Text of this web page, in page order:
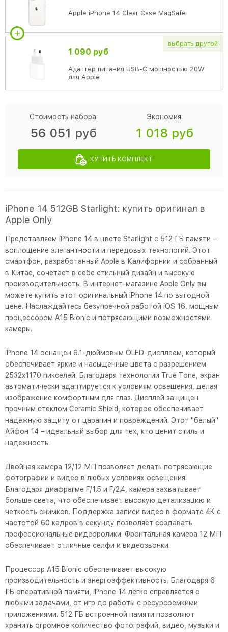
Apple iPhone 14 Clear Case MagSafe
выбрать другой
1 090 руб
Адаптер питания USB-C мощностью 20W
для Apple
Стоимость набора:
56 051 руб
Экономия:
1 018 руб
КУПИТЬ КОМПЛЕКТ
iPhone 14 512GB Starlight: купить оригинал в
Apple Only
Представляем iPhone 14 в цвете Starlight с 512 ГБ памяти –
воплощение элегантности и передовых технологий. Этот
смартфон, разработанный Apple в Калифорнии и собранный
в Китае, сочетает в себе стильный дизайн и высокую
производительность. В интернет-магазине Apple Only вы
можете купить этот оригинальный iPhone 14 по выгодной
цене. Наслаждайтесь безупречной работой iOS 16, мощным
процессором A15 Bionic и потрясающими возможностями
камеры.
iPhone 14 оснащен 6.1-дюймовым OLED-дисплеем, который
обеспечивает яркие и насыщенные цвета с разрешением
2532x1170 пикселей. Благодаря технологии True Tone, экран
автоматически адаптируется к условиям освещения, делая
изображение комфортным для глаз. Дисплей защищен
прочным стеклом Ceramic Shield, которое обеспечивает
надежную защиту от царапин и повреждений. Этот "белый"
Айфон 14 – идеальный выбор для тех, кто ценит стиль и
надежность.
Двойная камера 12/12 МП позволяет делать потрясающие
фотографии и видео в любых условиях освещения.
Благодаря диафрагме F/1.5 и F/2.4, камера захватывает
больше света, что обеспечивает высокую детализацию и
четкость снимков. Поддержка записи видео в формате 4K с
частотой 60 кадров в секунду позволяет создавать
профессиональные видеоролики. Фронтальная камера 12 МП
обеспечивает отличные селфи и видеозвонки.
Процессор A15 Bionic обеспечивает высокую
производительность и энергоэффективность. Благодаря 6
ГБ оперативной памяти, iPhone 14 легко справляется с
любыми задачами, от игр до работы с ресурсоемкими
приложениями. 512 ГБ встроенной памяти позволяют
хранить огромное количество фотографий, видео, музыки и